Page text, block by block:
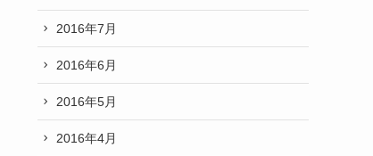
2016年7月
2016年6月
2016年5月
2016年4月